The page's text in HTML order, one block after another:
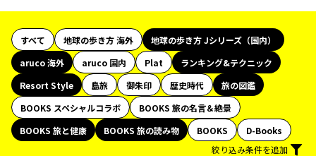
すべて 地球の歩き方 海外
地球の歩き方 Jシリーズ（国内）
aruco 海外
aruco 国内 Plat
ランキング&テクニック
Resort Style
島旅 御朱印 歴史時代
旅の図鑑
BOOKS スペシャルコラボ
BOOKS 旅の名言＆絶景
BOOKS 旅と健康
BOOKS 旅の読み物 BOOKS
D-Books
絞り込み条件を追加